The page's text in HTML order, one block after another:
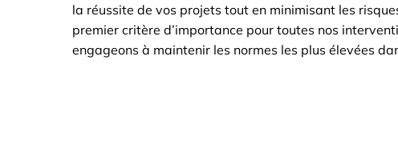
la réussite de vos projets tout en minimisant les
premier critère d’importance pour toutes nos
engageons à maintenir les normes les plus élevées